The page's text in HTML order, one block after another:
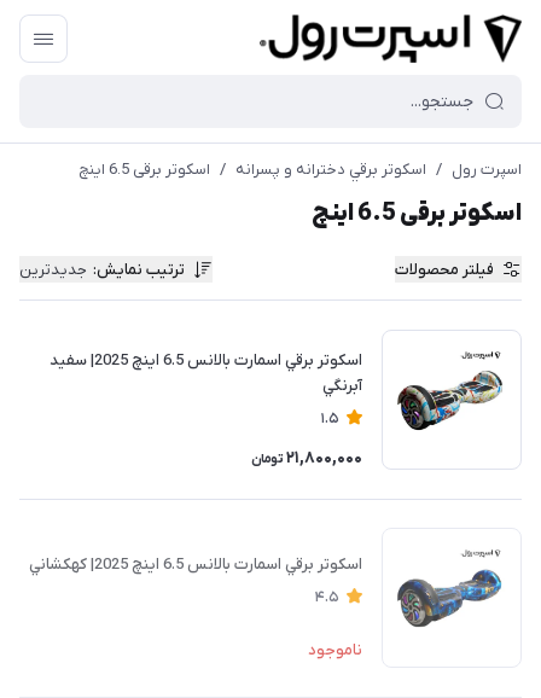
اسپرت رول / اسكوتر برقي دخترانه و پسرانه / اسكوتر برقی 6.5 اينچ
اسكوتر برقی 6.5 اينچ
فیلتر محصولات ترتیب نمایش: جدیدترین
اسكوتر برقي اسمارت بالانس 6.5 اینچ 2025| سفيد
آبرنگي
1.5
21,800,000 تومان
اسكوتر برقي اسمارت بالانس 6.5 اینچ 2025| كهكشاني
4.5
ناموجود